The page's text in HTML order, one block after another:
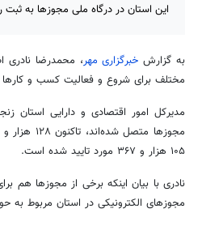
این استان در درگاه ملی مجوزها به
به گزارشخبرگزاری مهر، محمدرضا نادری
مختلف برای شروع و فعالیت کسب و کارها
۱۰۵ هزار و ۳۶۷ مورد
تایید شده است.
نادری با بیان اینکه برخی از مجوزها هم
مجوزهای الکترونیکی در استان مربوط به